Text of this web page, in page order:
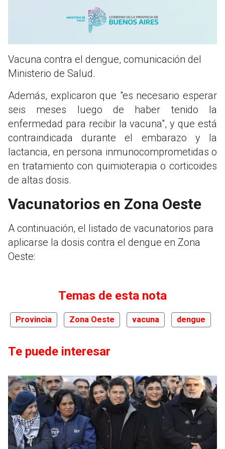
Vacuna contra el dengue, comunicación del
Ministerio de Salud.
Además, explicaron que "es necesario esperar
seis meses luego de haber tenido la
enfermedad para recibir la vacuna", y que está
contraindicada durante el embarazo y la
lactancia, en persona inmunocomprometidas o
en tratamiento con quimioterapia o corticoides
de altas dosis.
Vacunatorios en Zona Oeste
A continuación, el listado de vacunatorios para
aplicarse la dosis contra el dengue en Zona
Oeste:
Temas de esta nota
Provincia Zona Oeste vacuna dengue
Te puede interesar